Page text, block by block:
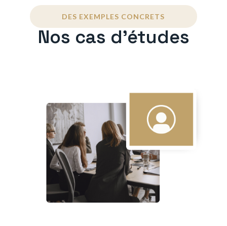
DES EXEMPLES CONCRETS
Nos cas d'études